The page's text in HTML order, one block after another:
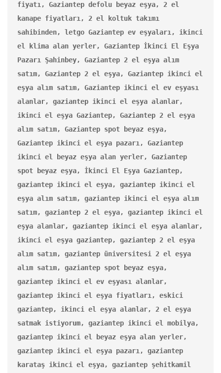
fiyatı, Gaziantep defolu beyaz eşya, 2 el
kanape fiyatları, 2 el koltuk takımı
sahibinden, letgo Gaziantep ev eşyaları, ikinci
el klima alan yerler, Gaziantep İkinci El Eşya
Pazarı Şahinbey, Gaziantep 2 el eşya alım
satım, Gaziantep 2 el eşya, Gaziantep ikinci el
eşya alım satım, Gaziantep ikinci el ev eşyası
alanlar, gaziantep ikinci el eşya alanlar,
ikinci el eşya Gaziantep, Gaziantep 2 el eşya
alım satım, Gaziantep spot beyaz eşya,
Gaziantep ikinci el eşya pazarı, Gaziantep
ikinci el beyaz eşya alan yerler, Gaziantep
spot beyaz eşya, İkinci El Eşya Gaziantep,
gaziantep ikinci el eşya, gaziantep ikinci el
eşya alım satım, gaziantep ikinci el eşya alım
satım, gaziantep 2 el eşya, gaziantep ikinci el
eşya alanlar, gaziantep ikinci el eşya alanlar,
ikinci el eşya gaziantep, gaziantep 2 el eşya
alım satım, gaziantep üniversitesi 2 el eşya
alım satım, gaziantep spot beyaz eşya,
gaziantep ikinci el ev eşyası alanlar,
gaziantep ikinci el eşya fiyatları, eskici
gaziantep, ikinci el eşya alanlar, 2 el eşya
satmak istiyorum, gaziantep ikinci el mobilya,
gaziantep ikinci el beyaz eşya alan yerler,
gaziantep ikinci el eşya pazarı, gaziantep
karataş ikinci el eşya, gaziantep şehitkamil